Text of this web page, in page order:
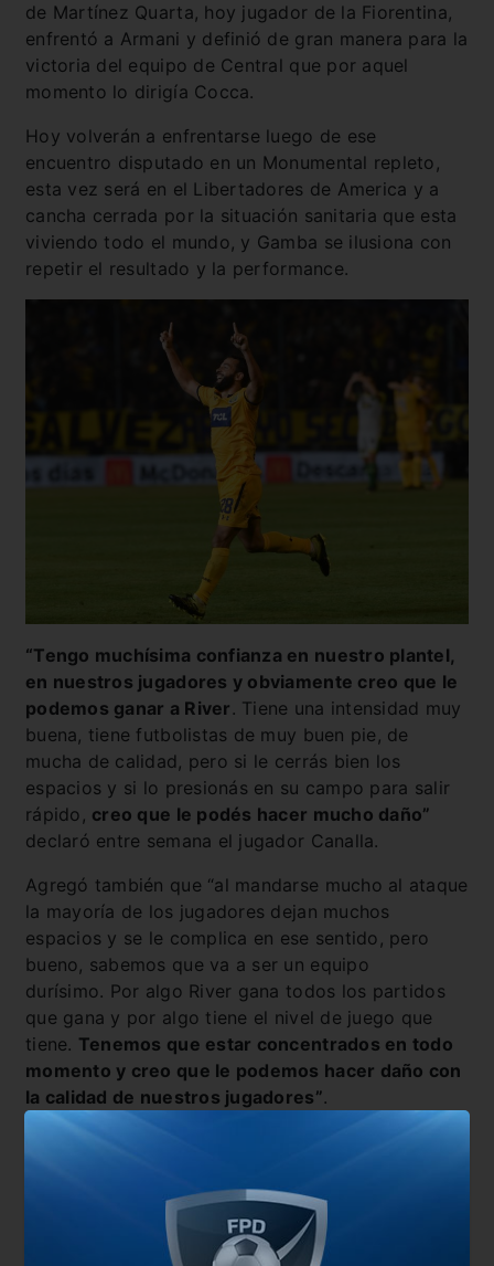
de Martínez Quarta, hoy jugador de la Fiorentina,
enfrentó a Armani y definió de gran manera para la
victoria del equipo de Central que por aquel
momento lo dirigía Cocca.
Hoy volverán a enfrentarse luego de ese
encuentro disputado en un Monumental repleto,
esta vez será en el Libertadores de America y a
cancha cerrada por la situación sanitaria que esta
viviendo todo el mundo, y Gamba se ilusiona con
repetir el resultado y la performance.
“Tengo muchísima confianza en nuestro plantel,
en nuestros jugadores y obviamente creo que le
podemos ganar a River. Tiene una intensidad muy
buena, tiene futbolistas de muy buen pie, de
mucha de calidad, pero si le cerrás bien los
espacios y si lo presionás en su campo para salir
rápido, creo que le podés hacer mucho daño”
declaró entre semana el jugador Canalla.
Agregó también que “al mandarse mucho al ataque
la mayoría de los jugadores dejan muchos
espacios y se le complica en ese sentido, pero
bueno, sabemos que va a ser un equipo
durísimo. Por algo River gana todos los partidos
que gana y por algo tiene el nivel de juego que
tiene. Tenemos que estar concentrados en todo
momento y creo que le podemos hacer daño con
la calidad de nuestros jugadores”.